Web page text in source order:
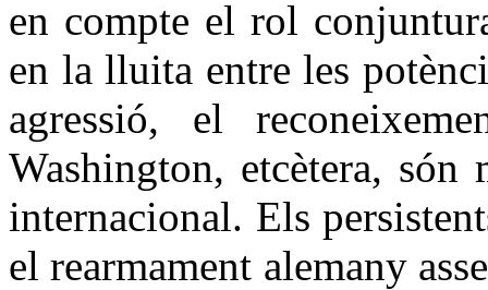
en compte el rol
en la lluita entre les
agressió, el
Washington, etcètera, són
internacional. Els
el rearmament alemany